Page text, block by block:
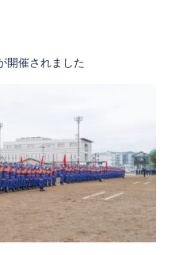
開催されました